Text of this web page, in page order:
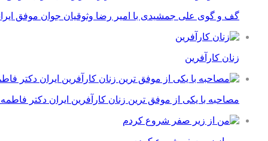
گف و گوی علی جمشیدی با امیر رضا وثوقیان جوان موفق
زنان کارآفرین
مصاحبه با یکی از موفق ترین زنان کارآفرین ایران دکتر